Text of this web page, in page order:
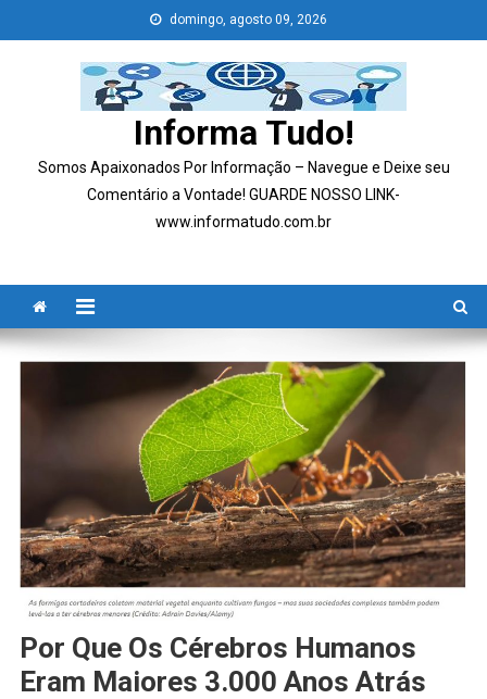
to
domingo, agosto 09, 2026
Informa Tudo!
Somos Apaixonados Por Informação – Navegue e Deixe seu
Comentário a Vontade! GUARDE NOSSO LINK-
www.informatudo.com.br
Por Que Os Cérebros Humanos
Eram Maiores 3.000 Anos Atrás